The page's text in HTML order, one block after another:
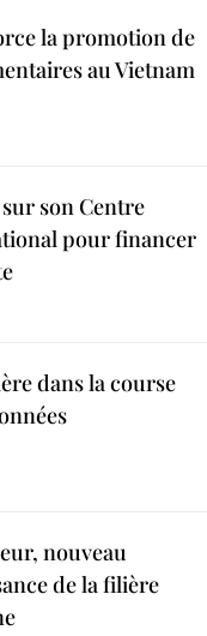
la promotion de
au Vietnam
son Centre
pour financer
dans la course
nouveau
de la filière